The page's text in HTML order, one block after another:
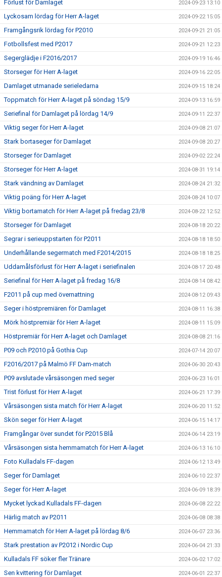
Förlust för Damlaget 2024-09-23 13:10
Lyckosam lördag för Herr A-laget 2024-09-22 15:05
Framgångsrik lördag för P2010 2024-09-21 21:05
Fotbollsfest med P2017 2024-09-21 12:23
Segerglädje i F2016/2017 2024-09-19 16:46
Storseger för Herr A-laget 2024-09-16 22:05
Damlaget utmanade serieledarna 2024-09-15 18:24
Toppmatch för Herr A-laget på söndag 15/9 2024-09-13 16:59
Seriefinal för Damlaget på lördag 14/9 2024-09-11 22:37
Viktig seger för Herr A-laget 2024-09-08 21:07
Stark bortaseger för Damlaget 2024-09-08 20:27
Storseger för Damlaget 2024-09-02 22:24
Storseger för Herr A-laget 2024-08-31 19:14
Stark vändning av Damlaget 2024-08-24 21:32
Viktig poäng för Herr A-laget 2024-08-24 10:07
Viktig bortamatch för Herr A-laget på fredag 23/8 2024-08-22 12:52
Storseger för Damlaget 2024-08-18 20:22
Segrar i serieuppstarten för P2011 2024-08-18 18:50
Underhållande segermatch med F2014/2015 2024-08-18 18:25
Uddamålsförlust för Herr A-laget i seriefinalen 2024-08-17 20:48
Seriefinal för Herr A-laget på fredag 16/8 2024-08-14 08:42
F2011 på cup med övernattning 2024-08-12 09:43
Seger i höstpremiären för Damlaget 2024-08-11 16:38
Mörk höstpremiär för Herr A-laget 2024-08-11 15:09
Höstpremiär för Herr A-laget och Damlaget 2024-08-08 21:16
P09 och P2010 på Gothia Cup 2024-07-14 20:07
F2016/2017 på Malmö FF Dam-match 2024-06-30 20:43
P09 avslutade vårsäsongen med seger 2024-06-23 16:01
Trist förlust för Herr A-laget 2024-06-21 17:39
Vårsäsongen sista match för Herr A-laget 2024-06-20 11:52
Skön seger för Herr A-laget 2024-06-15 14:17
Framgångar över sundet för P2015 Blå 2024-06-14 23:19
Vårsäsongen sista hemmamatch för Herr A-laget 2024-06-13 16:10
Foto Kulladals FF-dagen 2024-06-12 13:49
Seger för Damlaget 2024-06-10 22:37
Seger för Herr A-laget 2024-06-09 18:39
Mycket lyckad Kulladals FF-dagen 2024-06-08 22:22
Härlig match av P2011 2024-06-08 08:38
Hemmamatch för Herr A-laget på lördag 8/6 2024-06-07 23:36
Stark prestation av P2012 i Nordic Cup 2024-06-04 21:33
Kulladals FF söker fler Tränare 2024-06-02 17:02
Sen kvittering för Damlaget 2024-06-01 22:37